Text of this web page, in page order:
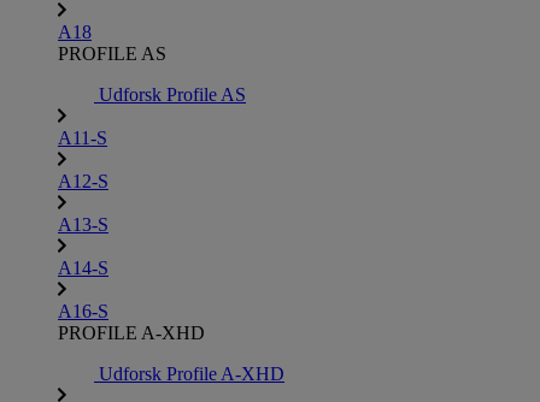
A18
PROFILE AS
Udforsk Profile AS
A11-S
A12-S
A13-S
A14-S
A16-S
PROFILE A-XHD
Udforsk Profile A-XHD